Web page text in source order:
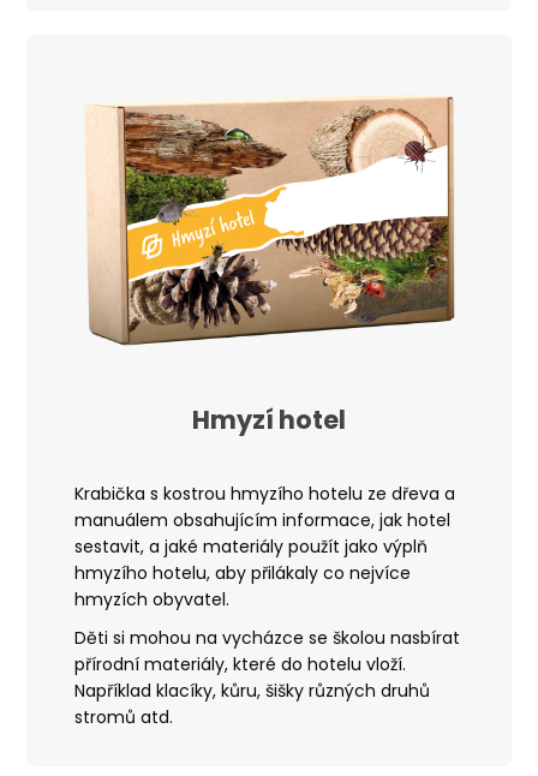
Hmyzí hotel
Krabička s kostrou hmyzího hotelu ze dřeva a
manuálem obsahujícím informace, jak hotel
sestavit, a jaké materiály použít jako výplň
hmyzího hotelu, aby přilákaly co nejvíce
hmyzích obyvatel.
Děti si mohou na vycházce se školou nasbírat
přírodní materiály, které do hotelu vloží.
Například klacíky, kůru, šišky různých druhů
stromů atd.